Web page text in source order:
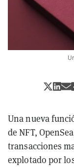
Una nueva
de NFT,
transacciones
explotado por